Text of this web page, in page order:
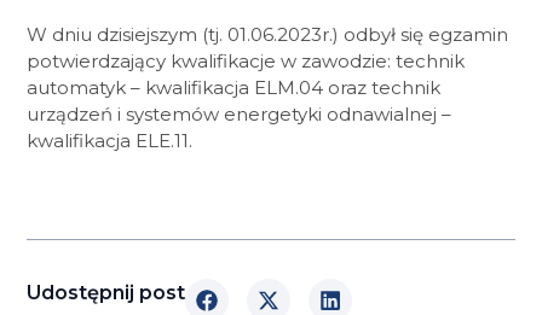
W dniu dzisiejszym (tj. 01.06.2023r.) odbył się egzamin
potwierdzający kwalifikacje w zawodzie: technik
automatyk – kwalifikacja ELM.04 oraz technik
urządzeń i systemów energetyki odnawialnej –
kwalifikacja ELE.11.
Udostępnij post